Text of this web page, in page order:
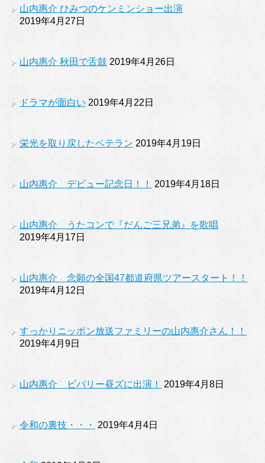
山内惠介 ひみつのケンミンショー出演
2019年4月27日
山内惠介 秋田で舌鼓 2019年4月26日
ドラマが面白い 2019年4月22日
栄光を取り戻したベテラン 2019年4月19日
山内惠介 デビュー記念日！！ 2019年4月18日
山内惠介 うたコンで『だんご三兄弟』を歌唱
2019年4月17日
山内惠介 念願の全国47都道府県ツアースタート！！
2019年4月12日
すっかりニッポン放送ファミリーの山内惠介さん！！
2019年4月9日
山内惠介 ビバリー昼ズに出演！ 2019年4月8日
令和の裏技・・・ 2019年4月4日